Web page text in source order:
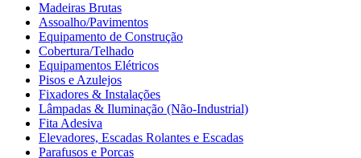
Madeiras Brutas
Assoalho/Pavimentos
Equipamento de Construção
Cobertura/Telhado
Equipamentos Elétricos
Pisos e Azulejos
Fixadores & Instalações
Lâmpadas & Iluminação (Não-Industrial)
Fita Adesiva
Elevadores, Escadas Rolantes e Escadas
Parafusos e Porcas